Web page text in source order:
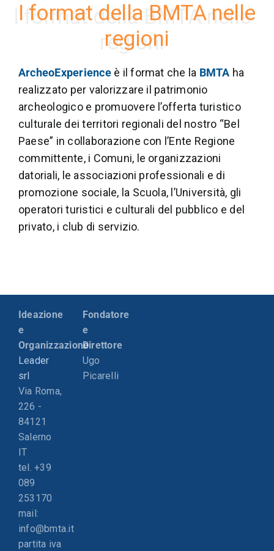
I format della BMTA nelle
regioni
ArcheoExperience è il format che la BMTA ha
realizzato per valorizzare il patrimonio
archeologico e promuovere l’offerta turistico
culturale dei territori regionali del nostro “Bel
Paese” in collaborazione con l’Ente Regione
committente, i Comuni, le organizzazioni
datoriali, le associazioni professionali e di
promozione sociale, la Scuola, l’Università, gli
operatori turistici e culturali del pubblico e del
privato, i club di servizio.
Ideazione
e
Organizzazione
Leader
srl
Via Roma,
226 -
84121
Salerno
IT
tel. +39
089
253170
mail:
info@bmta.it
partita iva
Fondatore
e
Direttore
Ugo
Picarelli